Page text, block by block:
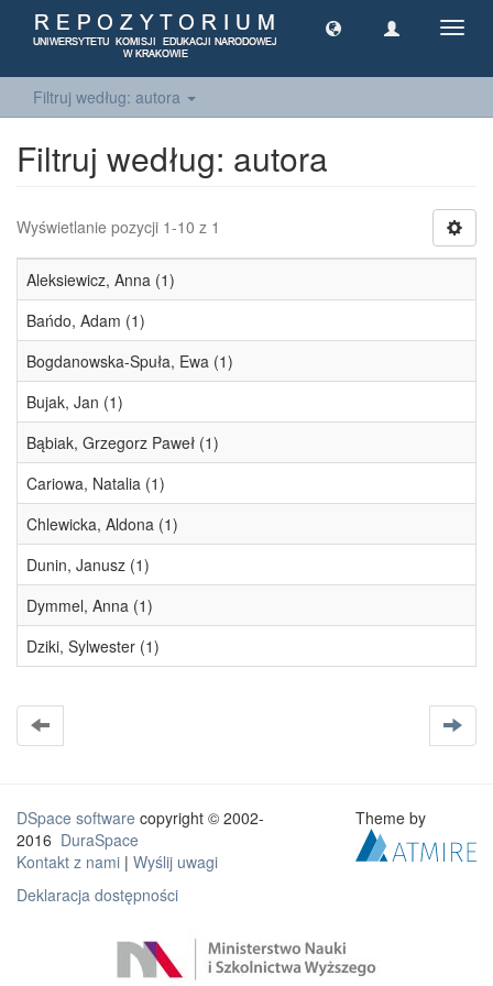
Filtruj według: autora
Filtruj według: autora
Wyświetlanie pozycji 1-10 z 1
Aleksiewicz, Anna (1)
Bańdo, Adam (1)
Bogdanowska-Spuła, Ewa (1)
Bujak, Jan (1)
Bąbiak, Grzegorz Paweł (1)
Cariowa, Natalia (1)
Chlewicka, Aldona (1)
Dunin, Janusz (1)
Dymmel, Anna (1)
Dziki, Sylwester (1)
DSpace software copyright © 2002-
2016 DuraSpace
Kontakt z nami | Wyślij uwagi
Deklaracja dostępności
Theme by